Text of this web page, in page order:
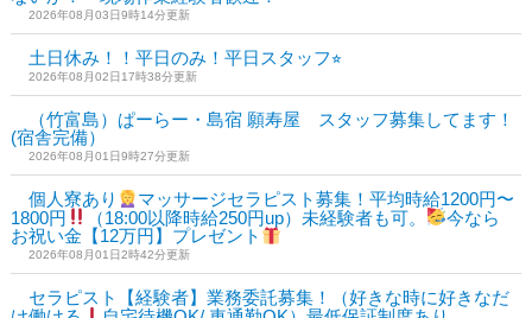
2026年08月03日9時14分更新
土日休み！！平日のみ！平日スタッフ⭐︎
2026年08月02日17時38分更新
（竹富島）ぱーらー・島宿 願寿屋 スタッフ募集してます！
(宿舎完備）
2026年08月01日9時27分更新
個人寮あり
マッサージセラピスト募集！平均時給1200円〜
1800円
（18:00以降時給250円up）未経験者も可。
今なら
お祝い金【12万円】プレゼント
2026年08月01日2時42分更新
セラピスト【経験者】業務委託募集！（好きな時に好きなだ